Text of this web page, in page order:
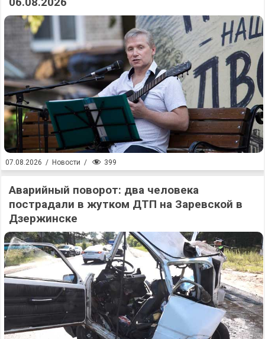
07.08.2026 / Новости / 399
Аварийный поворот: два человека
пострадали в жутком ДТП на Заревской в
Дзержинске